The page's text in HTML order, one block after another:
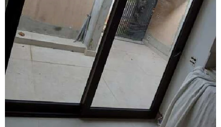
Fábrica janela sobreposta de giro em são paulo
Fábrica de janela vidro multilaminado
Fábrica de janela vidro triplo
Fábrica de porta camarão
Fábrica de tela mosquiteira
Fabricante de esquadrias